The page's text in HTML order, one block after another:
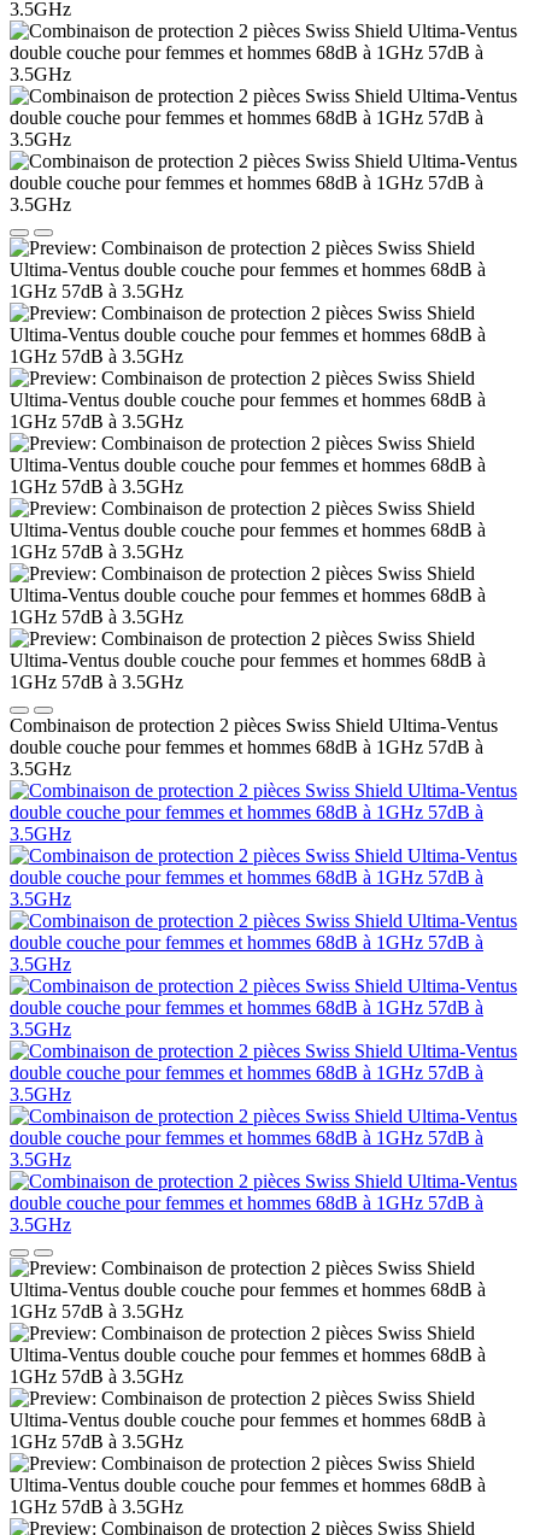
Combinaison de protection 2 pièces Swiss Shield Ultima-Ventus
double couche pour femmes et hommes 68dB à 1GHz 57dB à
3.5GHz